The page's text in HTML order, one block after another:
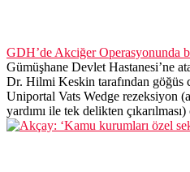
GDH’de Akciğer Operasyonunda
Gümüşhane Devlet Hastanesi’ne
Dr. Hilmi Keskin tarafından
Uniportal Vats Wedge rezeksiyon
yardımı ile tek delikten